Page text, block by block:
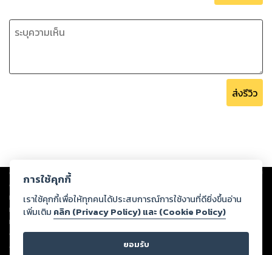
ส่งรีวิว
Copyright © 2026
ต่อผลงานหรือเนื้อหาใดที่อัปโหลดผ่านเว็บไซต์และปรากฏว่าละเมิดสิทธิใน
ทรัพย์สินทางปัญญาของบุคคลอื่นหรือขัดต่อกฎหมายและศีลธรรม ดังนั้น ผู้อ่าน
ทุกท่านโปรดใช้วิจารณญาณในการกลั่นกรองด้วยตนเอง และหากท่านพบว่าส่วน
หนึ่งส่วนใดขัดต่อกฎหมายและศีลธรรม กรุณาแจ้งมายังบริษัท เพื่อทีมงานจะได้
ดำเนินการในทันที ทั้งนี้ ทางสตอรี่ล็อกขอสงวนลิขสิทธิ์ตามพระราชบัญญัติ
ลิขสิทธิ์ พ.ศ. 2537 (ฉบับล่าสุด)
การใช้คุกกี้
เราใช้คุกกี้เพื่อให้ทุกคนได้ประสบการณ์การใช้งานที่ดียิ่งขึ้นอ่าน
เพิ่มเติม คลิก (Privacy Policy) และ (Cookie Policy)
ยอมรับ